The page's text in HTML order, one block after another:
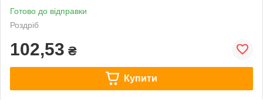
Готово до відправки
Роздріб
102,53 ₴
Купити